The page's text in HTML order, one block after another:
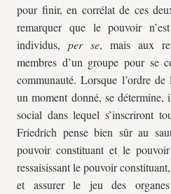
pour finir, en corrélat de ces
remarquer que le pouvoir
individus, per se, mais aux
membres d’un groupe pour se
communauté. Lorsque l’ordre
un moment donné, se détermine,
social dans lequel s’inscriront
Friedrich pense bien sûr au
pouvoir constituant et le
ressaisissant le pouvoir
et assurer le jeu des